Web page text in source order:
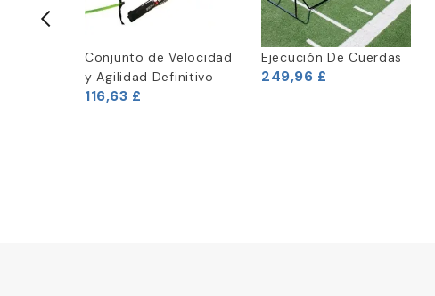
Conjunto de Velocidad
y Agilidad Definitivo
116,63 £
Ejecución De Cuerdas
249,96 £